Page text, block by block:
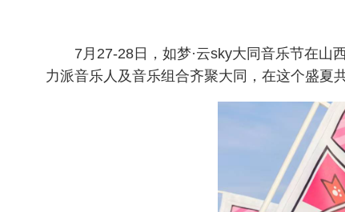
7月27-28日，如梦·云sky大同音乐节在山
力派音乐人及音乐组合齐聚大同，在这个盛夏